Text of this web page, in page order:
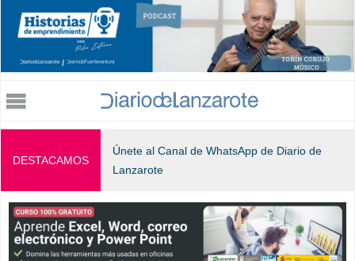
Jump to navigation
DESTACAMOS
Únete al Canal de WhatsApp de Diario de
Lanzarote